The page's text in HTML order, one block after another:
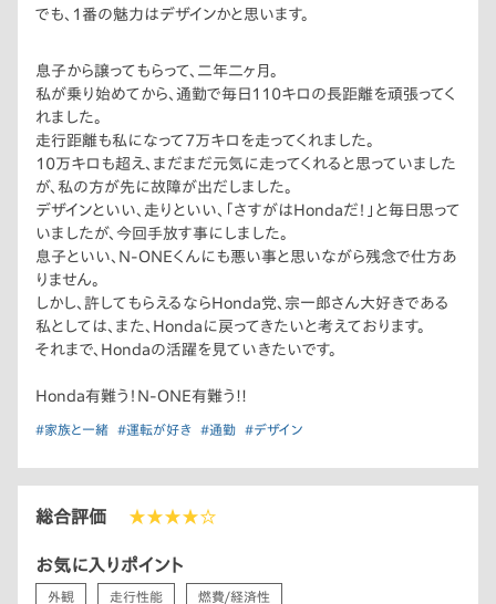
でも、1番の魅力はデザインかと思います。
息子から譲ってもらって、二年二ヶ月。
私が乗り始めてから、通勤で毎日110キロの長距離を頑張ってく
れました。
走行距離も私になって7万キロを走ってくれました。
10万キロも超え、まだまだ元気に走ってくれると思っていました
が、私の方が先に故障が出だしました。
デザインといい、走りといい、「さすがはHondaだ！」と毎日思って
いましたが、今回手放す事にしました。
息子といい、N-ONEくんにも悪い事と思いながら残念で仕方あ
りません。
しかし、許してもらえるならHonda党、宗一郎さん大好きである
私としては、また、Hondaに戻ってきたいと考えております。
それまで、Hondaの活躍を見ていきたいです。
Honda有難う！N-ONE有難う!!
#家族と一緒 #運転が好き #通勤 #デザイン
総合評価 ★★★★☆
お気に入りポイント
外観 走行性能 燃費/経済性